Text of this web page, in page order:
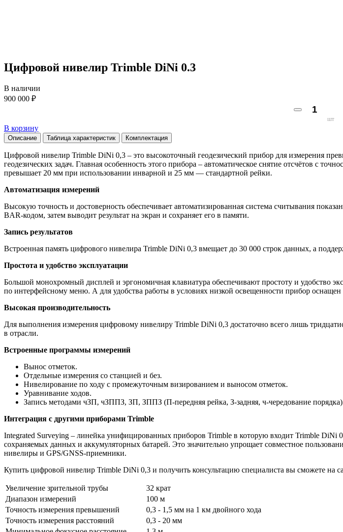
Цифровой нивелир Trimble DiNi 0.3
В наличии
900 000 ₽
шт
В корзину
Описание Таблица характеристик Комплектация
Цифровой нивелир Trimble DiNi 0,3 – это высокоточный геодезический прибор для измерения
геодезических задач. Главная особенность этого прибора – автоматическое снятие отсчётов с
превышает 20 мм при использовании инварной и 25 мм — стандартной рейки.
Автоматизация измерений
Высокую точность и достоверность обеспечивает автоматизированная система считывания
BAR-кодом, затем выводит результат на экран и сохраняет его в памяти.
Запись результатов
Встроенная память цифрового нивелира Trimble DiNi 0,3 вмещает до 30 000 строк данных, а
Простота и удобство эксплуатации
Большой монохромный дисплей и эргономичная клавиатура обеспечивают простоту и удобство
по интерфейсному меню. А для удобства работы в условиях низкой освещенности прибор оснащен
Высокая производительность
Для выполнения измерения цифровому нивелиру Trimble DiNi 0,3 достаточно всего лишь
в отрасли.
Встроенные программы измерений
Вынос отметок.
Отдельные измерения со станцией и без.
Нивелирование по ходу с промежуточным визированием и выносом отметок.
Уравнивание ходов.
Запись методами чЗП, чЗППЗ, ЗП, ЗППЗ (П-передняя рейка, З-задняя, ч-чередование
Интеграция с другими приборами Trimble
Integrated Surveying – линейка унифицированных приборов Trimble в которую входит Trimble DiNi
сохраняемых данных и аккумуляторных батарей. Это значительно упрощает совместное
нивелиры и GPS/GNSS-приемники.
Купить цифровой нивелир Trimble DiNi 0,3 и получить консультацию специалиста вы сможете на
Увеличение зрительной трубы
32 крат
Диапазон измерений
100 м
Точность измерения превышений
0,3 - 1,5 мм на 1 км двойного хода
Точность измерения расстояний
0,3 - 20 мм